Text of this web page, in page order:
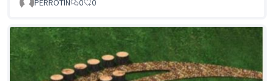
PERROTIN 0 0